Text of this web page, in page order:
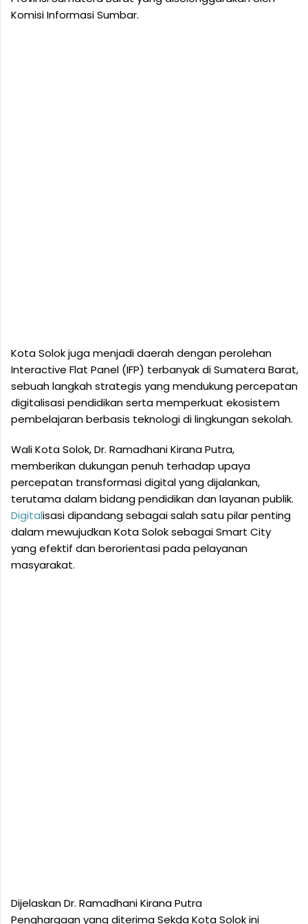
Komisi Informasi Sumbar.
Kota Solok juga menjadi daerah dengan perolehan
Interactive Flat Panel (IFP) terbanyak di Sumatera Barat,
sebuah langkah strategis yang mendukung percepatan
digitalisasi pendidikan serta memperkuat ekosistem
pembelajaran berbasis teknologi di lingkungan sekolah.
Wali Kota Solok, Dr. Ramadhani Kirana Putra,
memberikan dukungan penuh terhadap upaya
percepatan transformasi digital yang dijalankan,
terutama dalam bidang pendidikan dan layanan publik.
Digitalisasi dipandang sebagai salah satu pilar penting
dalam mewujudkan Kota Solok sebagai Smart City
yang efektif dan berorientasi pada pelayanan
masyarakat.
Dijelaskan Dr. Ramadhani Kirana Putra
Penghargaan yang diterima Sekda Kota Solok ini